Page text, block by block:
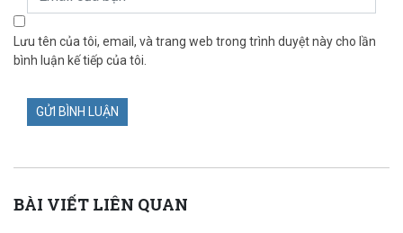
Lưu tên của tôi, email, và trang web trong trình duyệt này cho lần
bình luận kế tiếp của tôi.
BÀI VIẾT LIÊN QUAN